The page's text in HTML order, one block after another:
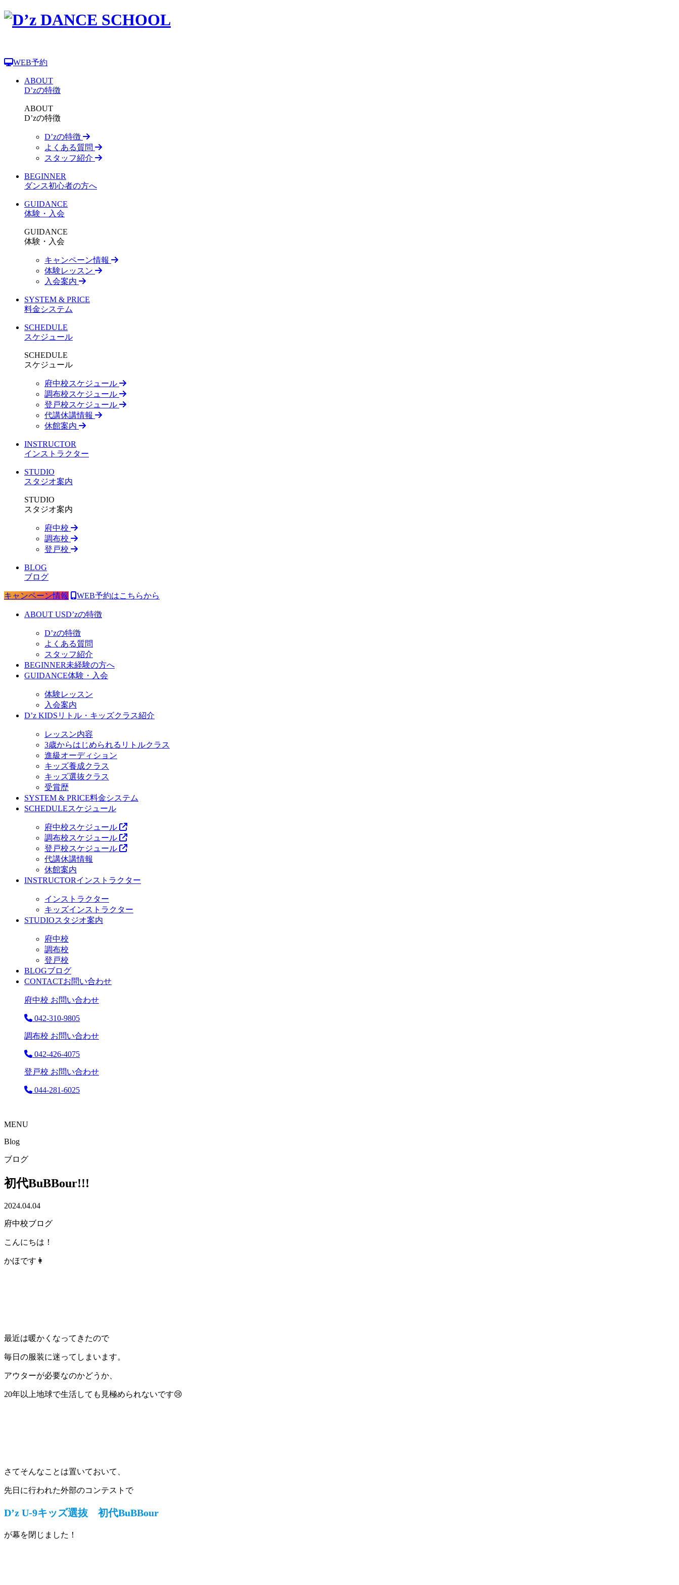
WEB予約
ABOUT
D’zの特徴
ABOUT
D’zの特徴
D’zの特徴
よくある質問
スタッフ紹介
BEGINNER
ダンス初心者の方へ
GUIDANCE
体験・入会
GUIDANCE
体験・入会
キャンペーン情報
体験レッスン
入会案内
SYSTEM & PRICE
料金システム
SCHEDULE
スケジュール
SCHEDULE
スケジュール
府中校スケジュール
調布校スケジュール
登戸校スケジュール
代講休講情報
休館案内
INSTRUCTOR
インストラクター
STUDIO
スタジオ案内
STUDIO
スタジオ案内
府中校
調布校
登戸校
BLOG
ブログ
キャンペーン情報 WEB予約はこちらから
ABOUT USD’zの特徴
D’zの特徴
よくある質問
スタッフ紹介
BEGINNER未経験の方へ
GUIDANCE体験・入会
体験レッスン
入会案内
D’z KIDS リトル・キッズクラス紹介
レッスン内容
3歳からはじめられるリトルクラス
進級オーディション
キッズ養成クラス
キッズ選抜クラス
受賞歴
SYSTEM & PRICE料金システム
SCHEDULEスケジュール
府中校スケジュール
調布校スケジュール
登戸校スケジュール
代講休講情報
休館案内
INSTRUCTORインストラクター
インストラクター
キッズインストラクター
STUDIOスタジオ案内
府中校
調布校
登戸校
BLOGブログ
CONTACTお問い合わせ
府中校 お問い合わせ
042-310-9805
調布校 お問い合わせ
042-426-4075
登戸校 お問い合わせ
044-281-6025
MENU
Blog
ブログ
初代BuBBour!!!
2024.04.04
府中校ブログ
こんにちは！
かほです👩
最近は暖かくなってきたので
毎日の服装に迷ってしまいます。
アウターが必要なのかどうか、
20年以上地球で生活しても見極められないです😢
さてそんなことは置いておいて、
先日に行われた外部のコンテストで
D’z U-9キッズ選抜 初代BuBBour
が幕を閉じました！